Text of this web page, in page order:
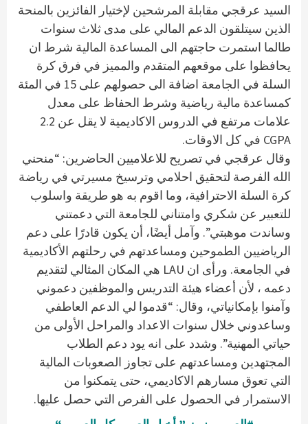
السيد عرقجي مقابلة المرشحين لإختيار الفائزين بالمنحة
الذين سيتلقون الدعم المالي على مدى ثلاث سنوات
طالما استمرت حاجتهم الى المساعدة المالية شرط ان
يحافظوا على موقعهم المتقدم والمميز في فرق كرة
السلة في الجامعة اضافة الى حصولهم على 15 في المئة
كمساعدة مالية رياضية وشرط الحفاظ على معدل
علامات مرتفع في الدروس الاكاديمية لا يقل عن 2.2
CGPA في كل الاوقات.
وقال عرقجي في تصريح للاعلاميين الحاضرين: “منحني
الله الفرصة لتحقيق احلامي وترسيخ مسيرتي في رياضة
كرة السلة الاحترافية، وما اقوم به هو طريقة واسلوب
للتعبير عن شكري وامتناني للجامعة التي دعمتني
وساندت موهبتي”. وآمل أيضًا، أن يكون قادرًا على دعم
الرياضيين الطموحين ومساعدتهم في رحلتهم الأكاديمية
في الجامعة. ورأى ان LAU هي المكان المثالي لتقديم
دعمه ، لأن أعضاء هيئة التدريس والموظفين دعموني
وآمنوا بإمكانياتي، وقال: “قدموا لي الدعم العاطفي
وساعدوني خلال سنوات الاعداد والمراحل الأولى من
حياتي المهنية”. وشدد على انه يود دعم الطلاب
المجتهدين ومساعدتهم على تجاوز الصعوبات المالية
التي تعوق مسارهم الاكاديمي، حتى يتمكنوا من
الاستمرار في الحصول على الفرص التي حصل عليها.